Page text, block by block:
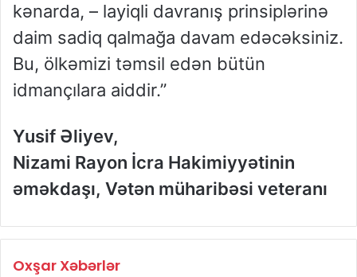
kənarda, – layiqli davranış prinsiplərinə
daim sadiq qalmağa davam edəcəksiniz.
Bu, ölkəmizi təmsil edən bütün
idmançılara aiddir.”
Yusif Əliyev,
Nizami Rayon İcra Hakimiyyətinin
əməkdaşı, Vətən müharibəsi veteranı
Oxşar Xəbərlər